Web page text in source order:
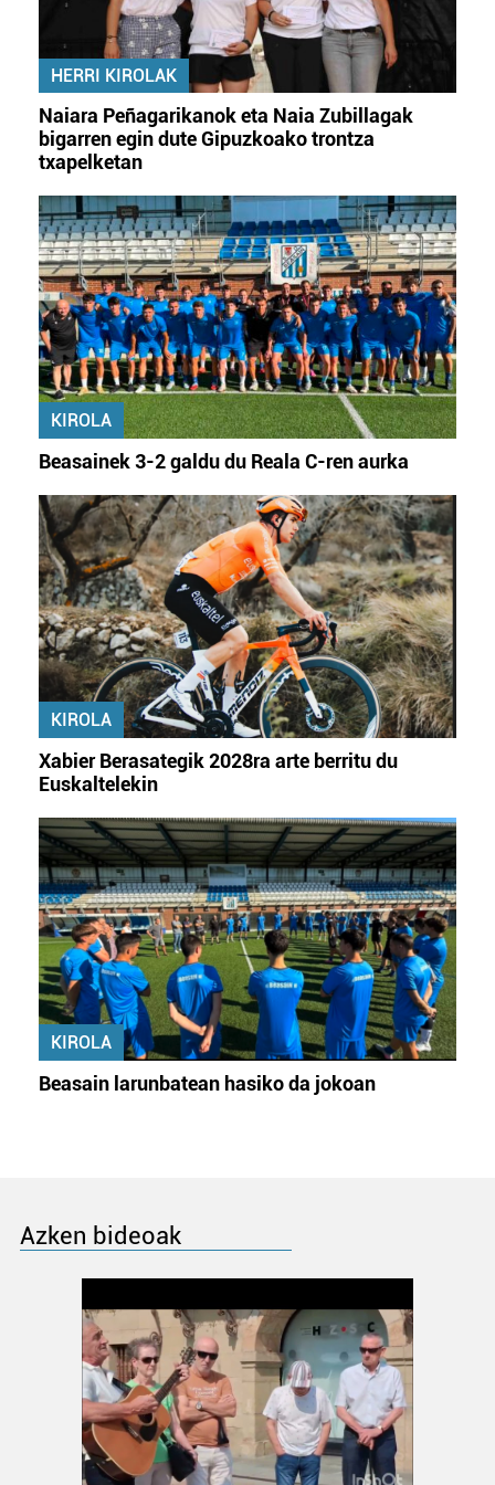
HERRI KIROLAK
Naiara Peñagarikanok eta Naia Zubillagak
bigarren egin dute Gipuzkoako trontza
txapelketan
KIROLA
Beasainek 3-2 galdu du Reala C-ren aurka
KIROLA
Xabier Berasategik 2028ra arte berritu du
Euskaltelekin
KIROLA
Beasain larunbatean hasiko da jokoan
Azken bideoak